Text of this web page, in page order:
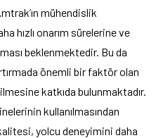
mühendislik
hızlı onarım sürelerine ve
beklenmektedir. Bu da
önemli bir faktör olan
katkıda bulunmaktadır.
kullanılmasından
yolcu deneyimini daha